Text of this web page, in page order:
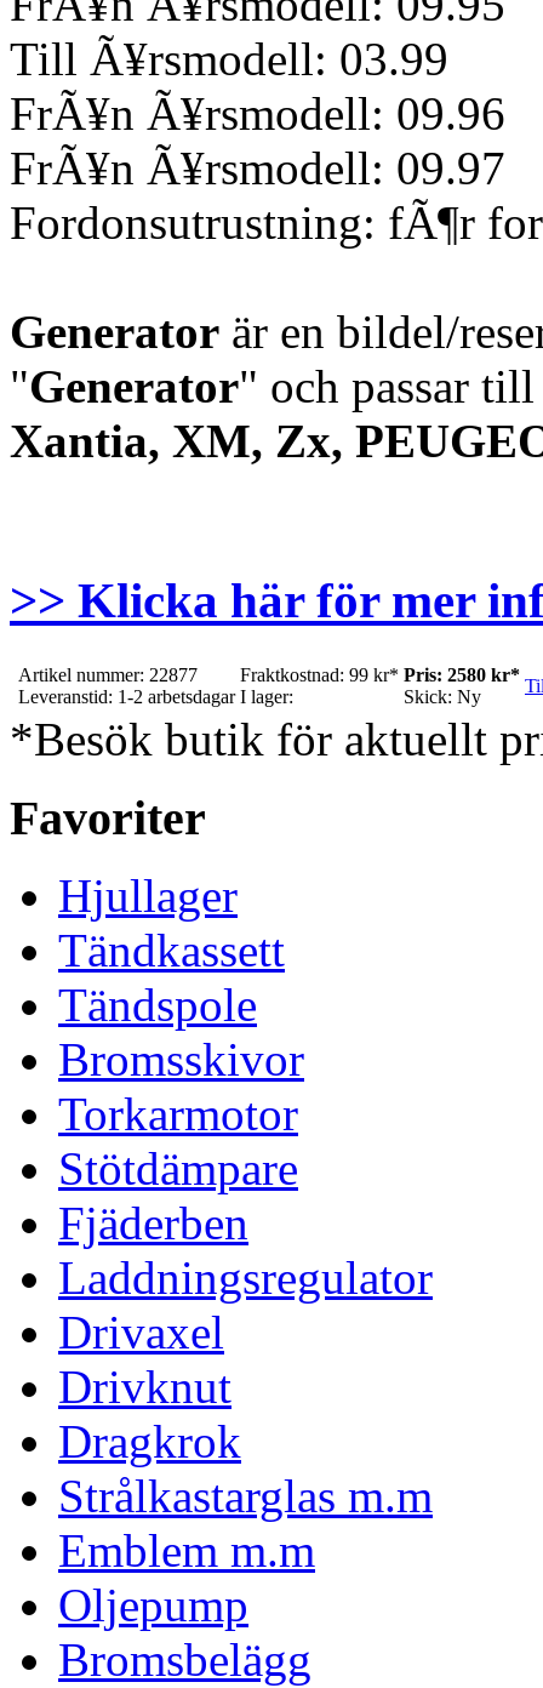
Till Ã¥rsmodell: 03.99
FrÃ¥n Ã¥rsmodell: 09.96
FrÃ¥n Ã¥rsmodell: 09.97
Fordonsutrustning: fÃ¶r
Generator är en bildel/
"Generator" och passar
Xantia, XM, Zx,
>> Klicka här för mer
Artikel nummer: 22877
Leveranstid: 1-2 arbetsdagar
Fraktkostnad: 99 kr*
I lager:
Pris: 2580 kr*
Skick: Ny
*Besök butik för aktuellt
Favoriter
Hjullager
Tändkassett
Tändspole
Bromsskivor
Torkarmotor
Stötdämpare
Fjäderben
Laddningsregulator
Drivaxel
Drivknut
Dragkrok
Strålkastarglas m.m
Emblem m.m
Oljepump
Bromsbelägg